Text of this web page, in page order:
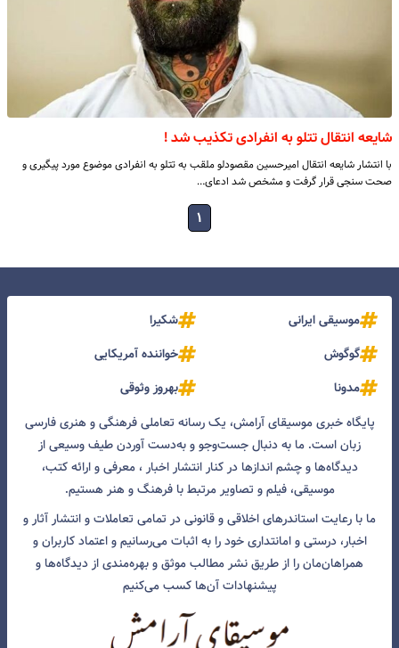
شایعه انتقال تتلو به انفرادی تکذیب شد !
با انتشار شایعه انتقال امیرحسین مقصودلو ملقب به تتلو به انفرادی موضوع مورد پیگیری و
صحت سنجی قرار گرفت و مشخص شد ادعای…
۱
موسیقی ایرانی
شکیرا
گوگوش
خواننده آمریکایی
مدونا
بهروز وثوقی
پایگاه خبری موسیقای آرامش، یک رسانه تعاملی فرهنگی و هنری فارسی
زبان است. ما به دنبال جست‌و‌جو و به‌دست آوردن طیف وسیعی از
دیدگاه‌ها و چشم انداز‌ها در کنار انتشار اخبار ، معرفی و ارائه کتب،
موسیقی، فیلم و تصاویر مرتبط با فرهنگ و هنر هستیم.
ما با رعایت استاندرهای اخلاقی و قانونی در تمامی تعاملات و انتشار آثار و
اخبار، درستی و امانتداری خود را به اثبات می‌رسانیم و اعتماد کاربران و
همراهان‌مان را از طریق نشر مطالب موثق و بهره‌مندی از دیدگاه‌ها و
پیشنهادات آن‌ها کسب می‌کنیم